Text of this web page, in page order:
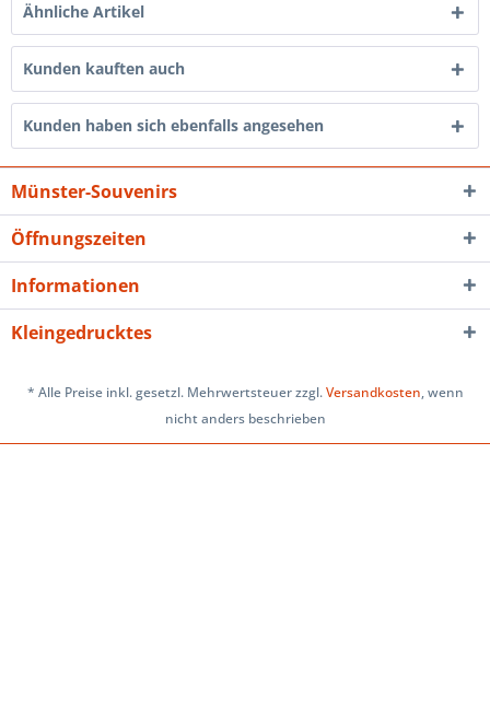
Ähnliche Artikel
Kunden kauften auch
Kunden haben sich ebenfalls angesehen
Münster-Souvenirs
Öffnungszeiten
Informationen
Kleingedrucktes
* Alle Preise inkl. gesetzl. Mehrwertsteuer zzgl.Versandkosten, wenn
nicht anders beschrieben